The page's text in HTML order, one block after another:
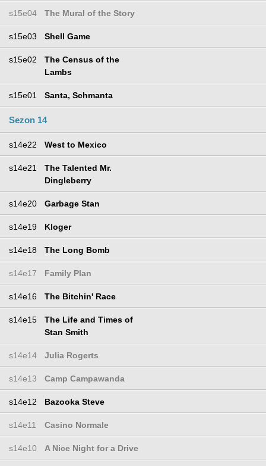
s15e04 The Mural of the Story
s15e03 Shell Game
s15e02
The Census of the
Lambs
s15e01 Santa, Schmanta
Sezon 14
s14e22 West to Mexico
s14e21
The Talented Mr.
Dingleberry
s14e20 Garbage Stan
s14e19 Kloger
s14e18 The Long Bomb
s14e17 Family Plan
s14e16 The Bitchin' Race
s14e15
The Life and Times of
Stan Smith
s14e14 Julia Rogerts
s14e13 Camp Campawanda
s14e12 Bazooka Steve
s14e11 Casino Normale
s14e10 A Nice Night for a Drive